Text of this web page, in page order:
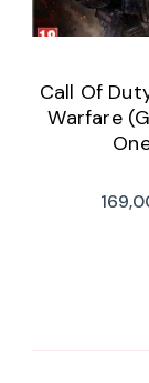
Call Of
Warfare